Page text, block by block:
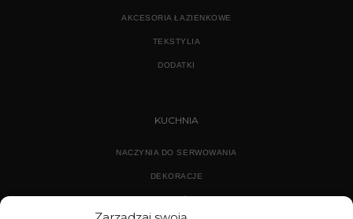
AKCESORIA ŁAZIENKOWE
TEKSTYLIA
DODATKI
KUCHNIA
NACZYNIA DO SERWOWANIA
DEKORACJE